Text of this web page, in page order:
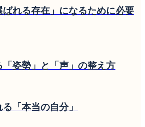
れる存在」になるために必要
姿勢」と「声」の整え方
「本当の自分」